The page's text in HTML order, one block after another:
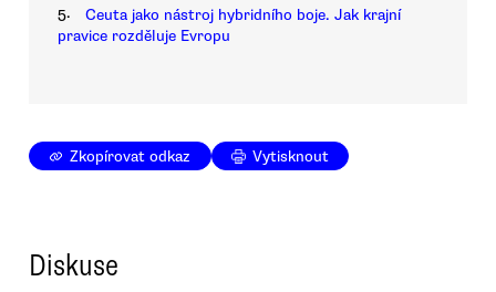
5.
Ceuta jako nástroj hybridního boje. Jak krajní
pravice rozděluje Evropu
Zkopírovat odkaz Vytisknout
Diskuse